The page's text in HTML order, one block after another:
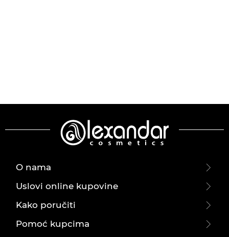
O nama
Uslovi online kupovine
Kako poručiti
Pomoć kupcima